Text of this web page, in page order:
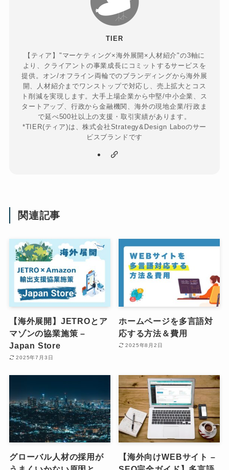
TIER
【ティア】"マーケティング×海外展開×人材紹介"の3軸に
より、クライアントの事業成長にコミットするサービスを
提供。オン/オフライン両輪でのブランディングから海外展
開、人材紹介までワンストップで対応し、売上拡大とコス
ト削減を実現します。大手上場企業から中堅/中小企業、ス
タートアップ、行政から金融機関、海外の現地企業/行政ま
で延べ500社以上の支援・取引実績があります。
*TIER(ティア)は、株式会社Strategy&Design Laboのサー
ビスブランドです
関連記事
【海外展開】JETROとア
マゾンの協業施策 –
Japan Store
2025年7月3日
ホームページを多言語対
応する方法＆費用
2025年8月2日
グローバル人材の採用が
【海外向けWEBサイト –